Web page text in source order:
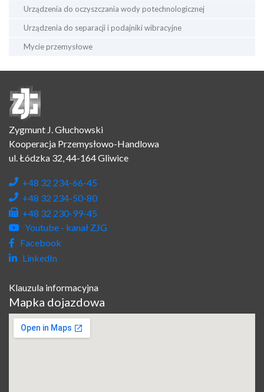
Urządzenia do oczyszczania wody potechnologicznej
Urządzenia do separacji i podajniki wibracyjne
Mycie przemysłowe
Zygmunt J. Głuchowski
Kooperacja Przemysłowo-Handlowa
ul. Łódzka 32, 44-164 Gliwice
+48 32 234-66-45
+48 32 234-50-80
+48 32 230-99-45
Youtube - kanał ZJG
Facebook
LinkedIn
Klauzula informacyjna
Mapka dojazdowa